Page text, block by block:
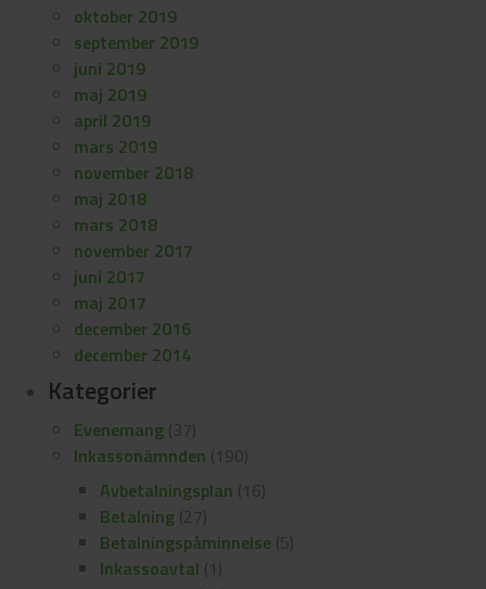
oktober 2019
september 2019
juni 2019
maj 2019
april 2019
mars 2019
november 2018
maj 2018
mars 2018
november 2017
juni 2017
maj 2017
december 2016
december 2014
Kategorier
Evenemang (37)
Inkassonämnden (190)
Avbetalningsplan (16)
Betalning (27)
Betalningspåminnelse (5)
Inkassoavtal (1)